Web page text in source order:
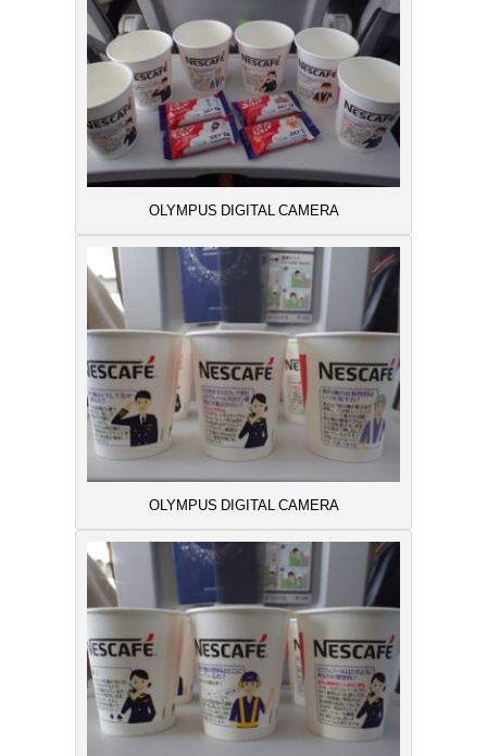
OLYMPUS DIGITAL CAMERA
OLYMPUS DIGITAL CAMERA